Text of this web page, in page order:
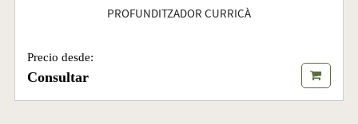
PROFUNDITZADOR CURRICÀ
Precio desde:
Consultar